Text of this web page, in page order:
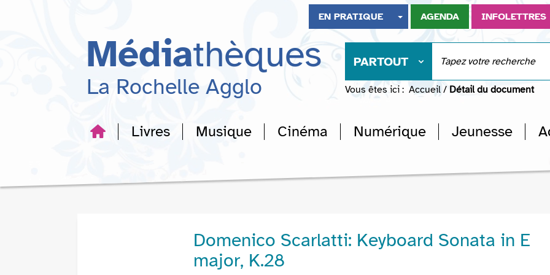
recherche
EN PRATIQUE AGENDA INFOLETTRES
Médiathèques
La Rochelle Agglo
PARTOUT
Vous êtes ici : Accueil / Détail du document
Livres Musique Cinéma Numérique Jeunesse
Domenico Scarlatti: Keyboard Sonata in E
major, K.28